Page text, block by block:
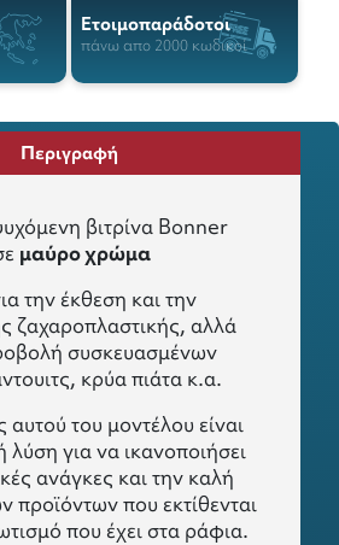
Ετοιμοπαράδοτοι
πάνω απο 2000 κωδικοί
Περιγραφή
βιτρίνα Bonner
μαύρο χρώμα
την έκθεση και την
ζαχαροπλαστικής, αλλά
συσκευασμένων
κρύα πιάτα κ.α.
του μοντέλου είναι
λύση για να ικανοποιήσει
ανάγκες και την καλή
προϊόντων που εκτίθενται
που έχει στα ράφια.